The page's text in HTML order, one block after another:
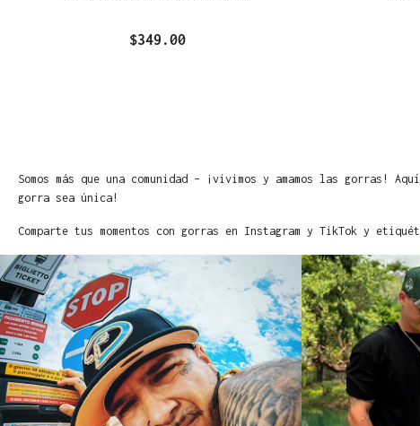
$349.00
Somos más que una comunidad – ¡vivimos y amamos las gorras!
gorra sea única!
Comparte tus momentos con gorras en Instagram y TikTok y